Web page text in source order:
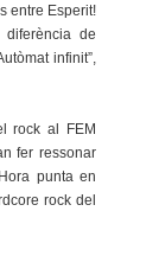
entre Esperit!
de
infinit”,
rock al FEM
fer ressonar
punta en
rock del